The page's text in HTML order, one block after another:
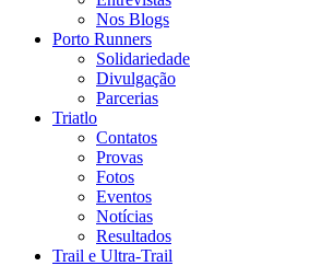
Nos Blogs
Porto Runners
Solidariedade
Divulgação
Parcerias
Triatlo
Contatos
Provas
Fotos
Eventos
Notícias
Resultados
Trail e Ultra-Trail